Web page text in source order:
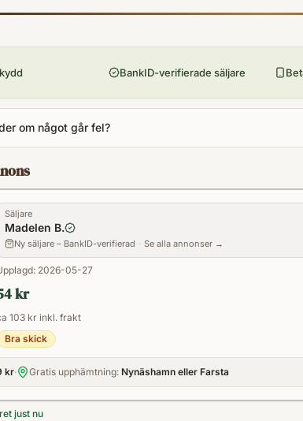
Utgivningsår
54
Språk
Svenska
Paperback
BankID-verifierade säljare
om något går fel?
Säljare
Madelen B.
Ny säljare – BankID-verifierad · Se alla annonser →
2026-05-27
kr
103 kr inkl. frakt
Bra skick
kr· Gratis upphämtning: Nynäshamn eller Farsta
just nu